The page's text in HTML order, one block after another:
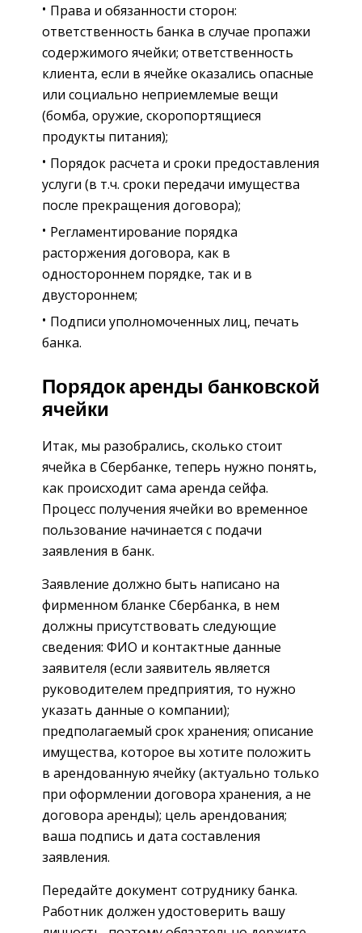
Права и обязанности сторон:
ответственность банка в случае пропажи
содержимого ячейки; ответственность
клиента, если в ячейке оказались опасные
или социально неприемлемые вещи
(бомба, оружие, скоропортящиеся
продукты питания);
Порядок расчета и сроки предоставления
услуги (в т.ч. сроки передачи имущества
после прекращения договора);
Регламентирование порядка
расторжения договора, как в
одностороннем порядке, так и в
двустороннем;
Подписи уполномоченных лиц, печать
банка.
Порядок аренды банковской
ячейки
Итак, мы разобрались, сколько стоит
ячейка в Сбербанке, теперь нужно понять,
как происходит сама аренда сейфа.
Процесс получения ячейки во временное
пользование начинается с подачи
заявления в банк.
Заявление должно быть написано на
фирменном бланке Сбербанка, в нем
должны присутствовать следующие
сведения: ФИО и контактные данные
заявителя (если заявитель является
руководителем предприятия, то нужно
указать данные о компании);
предполагаемый срок хранения; описание
имущества, которое вы хотите положить
в арендованную ячейку (актуально только
при оформлении договора хранения, а не
договора аренды); цель арендования;
ваша подпись и дата составления
заявления.
Передайте документ сотруднику банка.
Работник должен удостоверить вашу